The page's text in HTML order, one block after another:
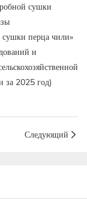
сушки
сушки перца чили»
и
за 2025 год)
Следующий